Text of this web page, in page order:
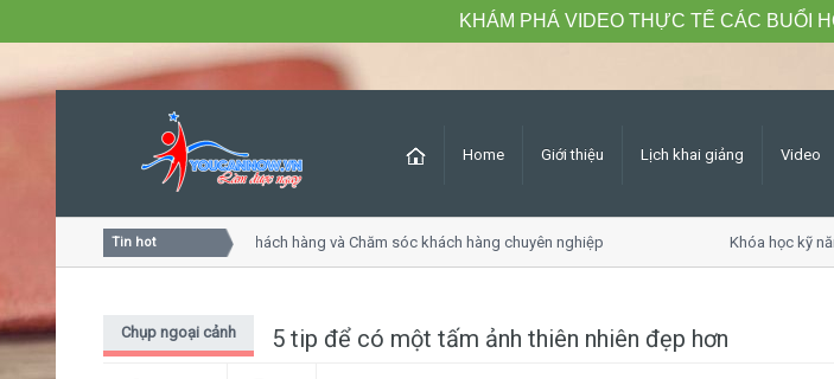
Home Giới thiệu Lịch khai giảng Video
Tin hot
Khóa học Tư duy dịch vụ khách hàng và Chăm sóc khách hàng chuyên nghiệp Khóa học kỹ
5 tip để có một tấm ảnh thiên nhiên đẹp hơn
Chụp ngoại cảnh
KHÁM PHÁ VIDEO THỰC TẾ CÁC BUỔI